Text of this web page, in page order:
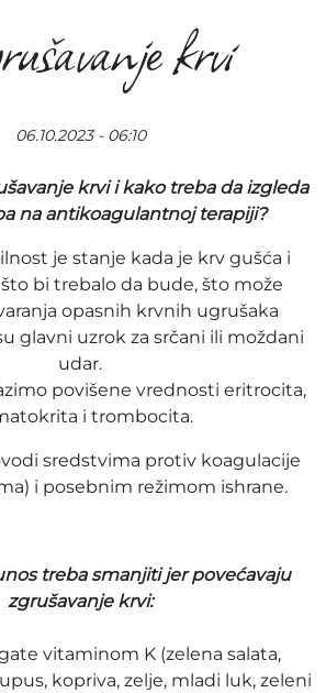
krvi
06.10.2023 - 06:10
krvi i kako treba da izgleda
na antikoagulantnoj terapiji?
je stanje kada je krv gušća i
bi trebalo da bude, što može
opasnih krvnih ugrušaka
glavni uzrok za srčani ili moždani
udar.
povišene vrednosti eritrocita,
i trombocita.
sredstvima protiv koagulacije
i posebnim režimom ishrane.
treba smanjiti jer povećavaju
zgrušavanje krvi:
vitaminom K (zelena salata,
kopriva, zelje, mladi luk, zeleni